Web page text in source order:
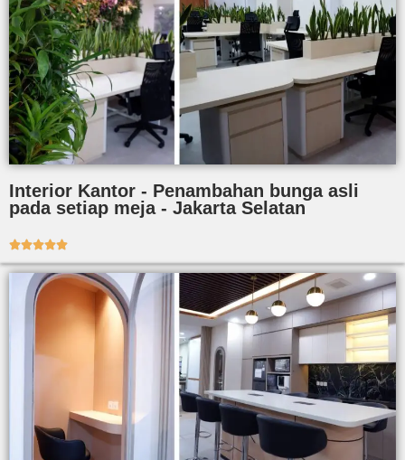
Interior Kantor - Penambahan bunga asli
pada setiap meja - Jakarta Selatan
